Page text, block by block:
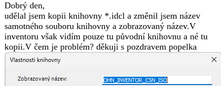
Dobrý den,
udělal jsem kopii knihovny *.idcl a změnil jsem název
samotného souboru knihovny a zobrazovaný název.V
inventoru však vidím pouze tu původní knihovnu a né tu
kopii.V čem je problém? děkuji s pozdravem popelka